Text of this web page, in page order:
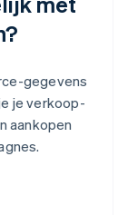
gegevens
je verkoop-
aankopen